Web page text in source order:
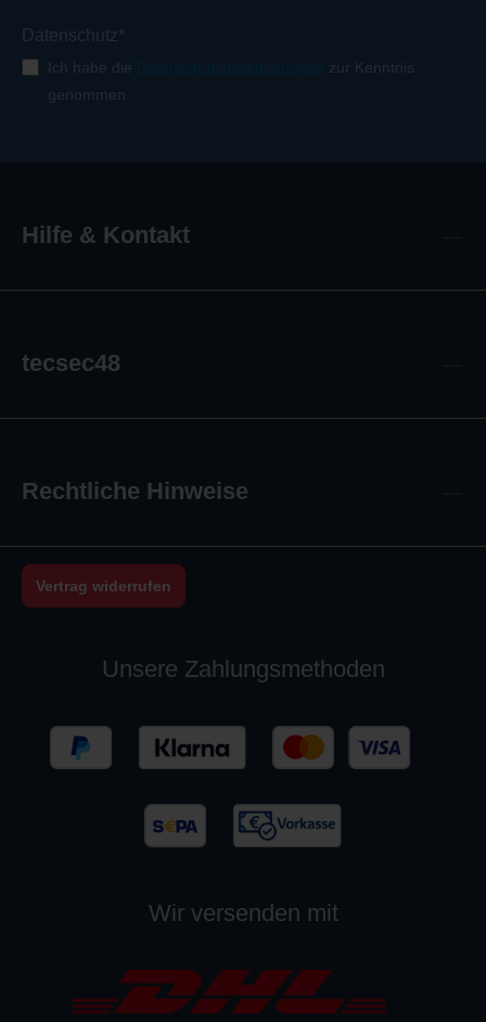
Datenschutz*
Ich habe die Datenschutzbestimmungen
zur Kenntnis
genommen.
Hilfe & Kontakt
tecsec48
Rechtliche Hinweise
Vertrag widerrufen
Unsere Zahlungsmethoden
Wir versenden mit